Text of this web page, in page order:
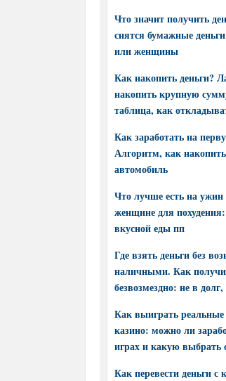
Что значит получить
снятся бумажные
или женщины
Как накопить деньги?
накопить крупную
таблица, как
Как заработать на
Алгоритм, как
автомобиль
Что лучше есть на
женщине для
вкусной еды пп
Где взять деньги без
наличными. Как
безвозмездно: не в
Как выиграть
казино: можно ли
играх и какую выбрать
Как перевести деньги с